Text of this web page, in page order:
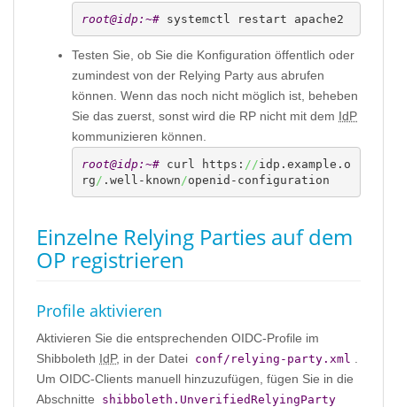
root@idp:~# systemctl restart apache2
Testen Sie, ob Sie die Konfiguration öffentlich oder
zumindest von der Relying Party aus abrufen
können. Wenn das noch nicht möglich ist, beheben
Sie das zuerst, sonst wird die RP nicht mit dem IdP
kommunizieren können.
root@idp:~# curl https: //idp.example.o
rg / .well-known /openid-configuration
Einzelne Relying Parties auf dem
OP registrieren
Profile aktivieren
Aktivieren Sie die entsprechenden OIDC-Profile im
Shibboleth IdP, in der Datei conf/relying-party.xml
Um OIDC-Clients manuell hinzuzufügen, fügen Sie in die
Abschnitte
shibboleth.UnverifiedRelyingParty